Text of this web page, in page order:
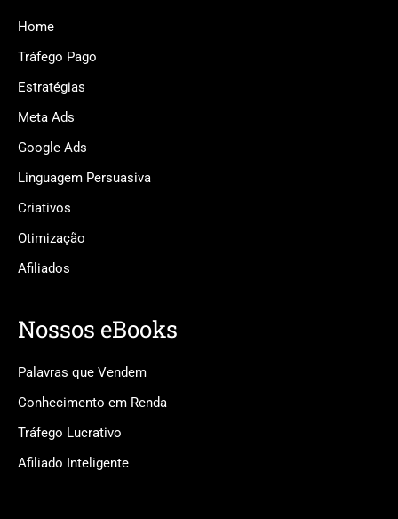
Home
Tráfego Pago
Estratégias
Meta Ads
Google Ads
Linguagem Persuasiva
Criativos
Otimização
Afiliados
Nossos eBooks
Palavras que Vendem
Conhecimento em Renda
Tráfego Lucrativo
Afiliado Inteligente